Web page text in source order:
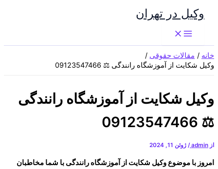
وکیل در تهران
خانه
مقالات حقوقی
وکیل شکایت از آموزشگاه رانندگی ⚖️ 09123547466
وکیل شکایت از آموزشگاه رانندگی
⚖️ 09123547466
از admin
/ ژوئن 11, 2024
امروز با موضوع وکیل شکایت از آموزشگاه رانندگی با شما مخاطبان